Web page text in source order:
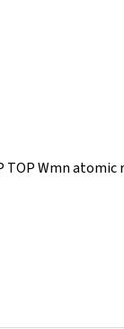
TOP Wmn atomic